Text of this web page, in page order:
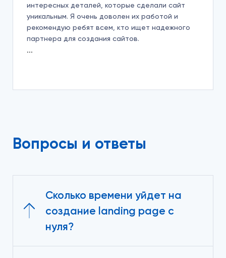
интересных деталей, которые сделали сайт
уникальным. Я очень доволен их работой и
рекомендую ребят всем, кто ищет надежного
партнера для создания сайтов.
Вопросы и ответы
Сколько времени уйдет на
создание landing page с
нуля?